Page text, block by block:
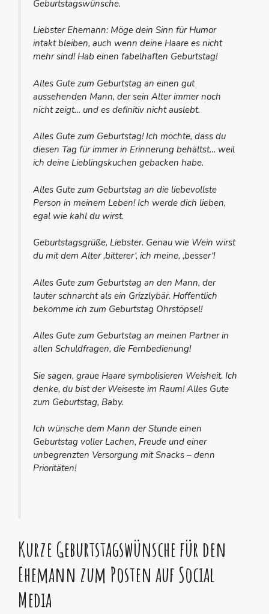
Geburtstagswünsche.
Liebster Ehemann: Möge dein Sinn für Humor
intakt bleiben, auch wenn deine Haare es nicht
mehr sind! Hab einen fabelhaften Geburtstag!
Alles Gute zum Geburtstag an einen gut
aussehenden Mann, der sein Alter immer noch
nicht zeigt… und es definitiv nicht auslebt.
Alles Gute zum Geburtstag! Ich möchte, dass du
diesen Tag für immer in Erinnerung behältst… weil
ich deine Lieblingskuchen gebacken habe.
Alles Gute zum Geburtstag an die liebevollste
Person in meinem Leben! Ich werde dich lieben,
egal wie kahl du wirst.
Geburtstagsgrüße, Liebster. Genau wie Wein wirst
du mit dem Alter ‚bitterer‘, ich meine, ‚besser‘!
Alles Gute zum Geburtstag an den Mann, der
lauter schnarcht als ein Grizzlybär. Hoffentlich
bekomme ich zum Geburtstag Ohrstöpsel!
Alles Gute zum Geburtstag an meinen Partner in
allen Schuldfragen, die Fernbedienung!
Sie sagen, graue Haare symbolisieren Weisheit. Ich
denke, du bist der Weiseste im Raum! Alles Gute
zum Geburtstag, Baby.
Ich wünsche dem Mann der Stunde einen
Geburtstag voller Lachen, Freude und einer
unbegrenzten Versorgung mit Snacks – denn
Prioritäten!
Kurze Geburtstagswünsche für den
Ehemann zum Posten auf Social
Media